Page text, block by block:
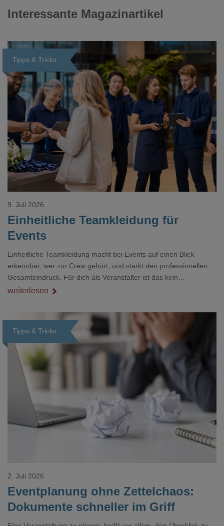
Interessante Magazinartikel
Tipps & Tricks
Loading...
Einheitliche Teamkleidung für
Events
9. Juli 2026
Einheitliche Teamkleidung macht bei Events auf einen Blick
erkennbar, wer zur Crew gehört, und stärkt den professionellen
Gesamteindruck. Für dich als Veranstalter ist das kein
Nebenthema: Bei Textilien mit Stickerei oder mehreren
weiterlesen
Tipps & Tricks
Loading...
Eventplanung ohne Zettelchaos:
Dokumente schneller im Griff
2. Juli 2026